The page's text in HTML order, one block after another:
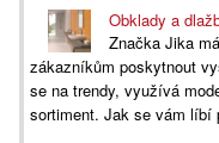
Obklady a
Značka Jika
zákazníkům poskytnout
se na trendy, využívá
sortiment. Jak se vám líbí